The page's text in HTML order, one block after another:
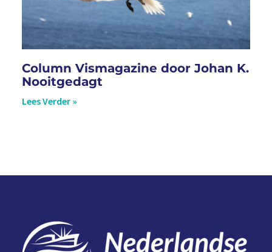
Column Vismagazine door Johan K.
Nooitgedagt
Lees Verder »